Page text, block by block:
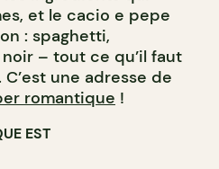
et le cacio e pepe
: spaghetti,
– tout ce qu’il faut
une adresse de
romantique !
EST